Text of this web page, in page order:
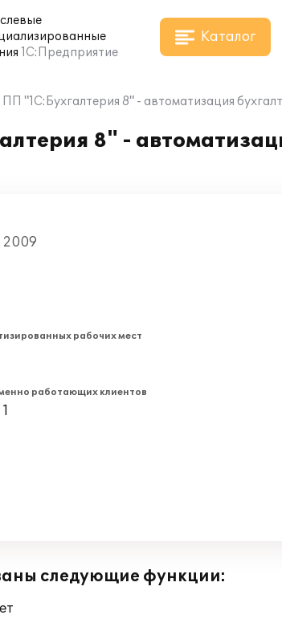
1С:Предприятие
Каталог
ПП "1С:Бухгалтерия 8" - автоматизация
8" -
2009
рабочих мест
работающих клиентов
следующие функции: